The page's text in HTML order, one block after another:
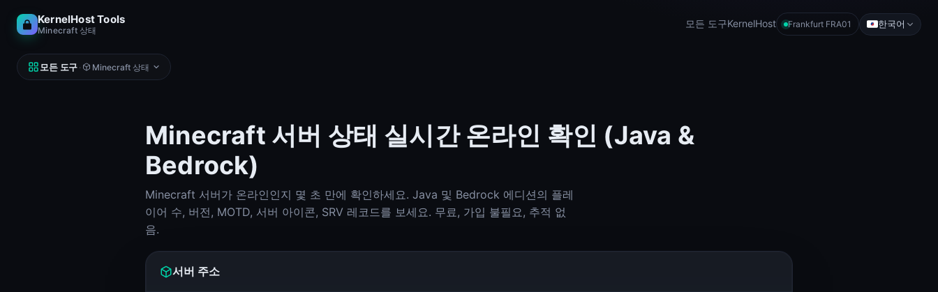
KernelHost Tools
Minecraft 상태
모든 도구KernelHost Frankfurt FRA01 한국어
모든 도구 · Minecraft 상태
서브넷 계산기 (IPv4 & IPv6) Check-Host (Ping, HTTP, Port, DNS, IP 정보)
Check-Host
DNS Lookup
Reverse DNS Lookup (PTR, FCrDNS, ASN)
Minecraft 서버 상태 실시간 온라인 확인 (Java &
Bedrock)
Minecraft 서버가 온라인인지 몇 초 만에 확인하세요. Java 및 Bedrock 에디션의 플레
이어 수, 버전, MOTD, 서버 아이콘, SRV 레코드를 보세요. 무료, 가입 불필요, 추적 없
음.
서버 주소